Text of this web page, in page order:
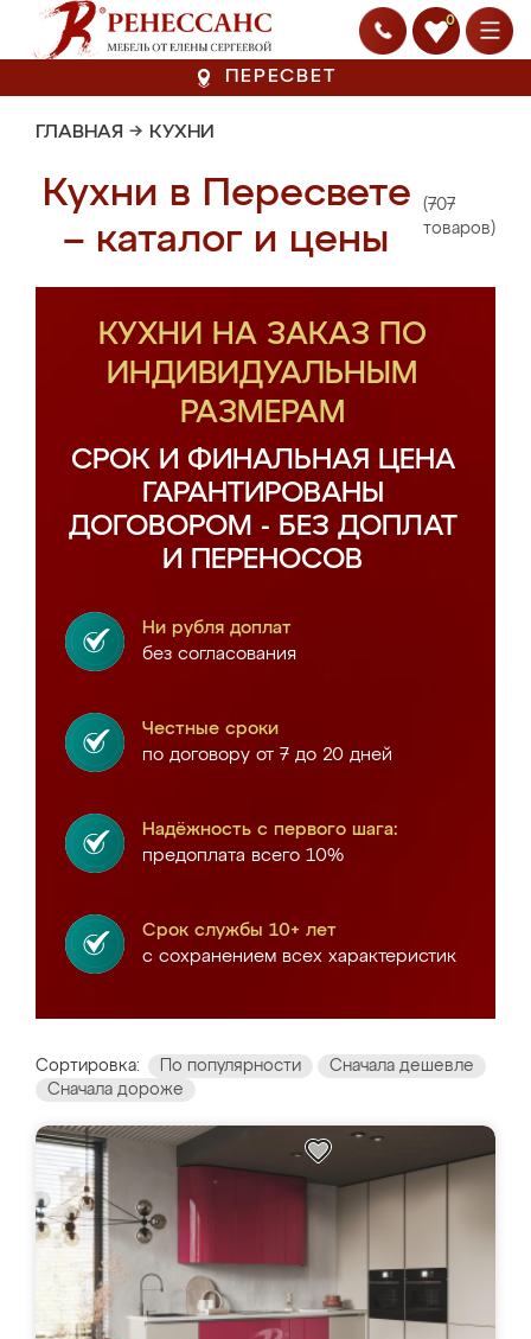
0
ПЕРЕСВЕТ
ГЛАВНАЯ → КУХНИ
Кухни в Пересвете
– каталог и цены
(707
товаров)
КУХНИ НА ЗАКАЗ ПО
ИНДИВИДУАЛЬНЫМ
РАЗМЕРАМ
СРОК И ФИНАЛЬНАЯ ЦЕНА
ГАРАНТИРОВАНЫ
ДОГОВОРОМ - БЕЗ ДОПЛАТ
И ПЕРЕНОСОВ
Ни рубля доплат
без согласования
Честные сроки
по договору от 7 до 20 дней
Надёжность с первого шага:
предоплата всего 10%
Срок службы 10+ лет
с сохранением всех характеристик
Сортировка: По популярности
Сначала дешевле
Сначала дороже